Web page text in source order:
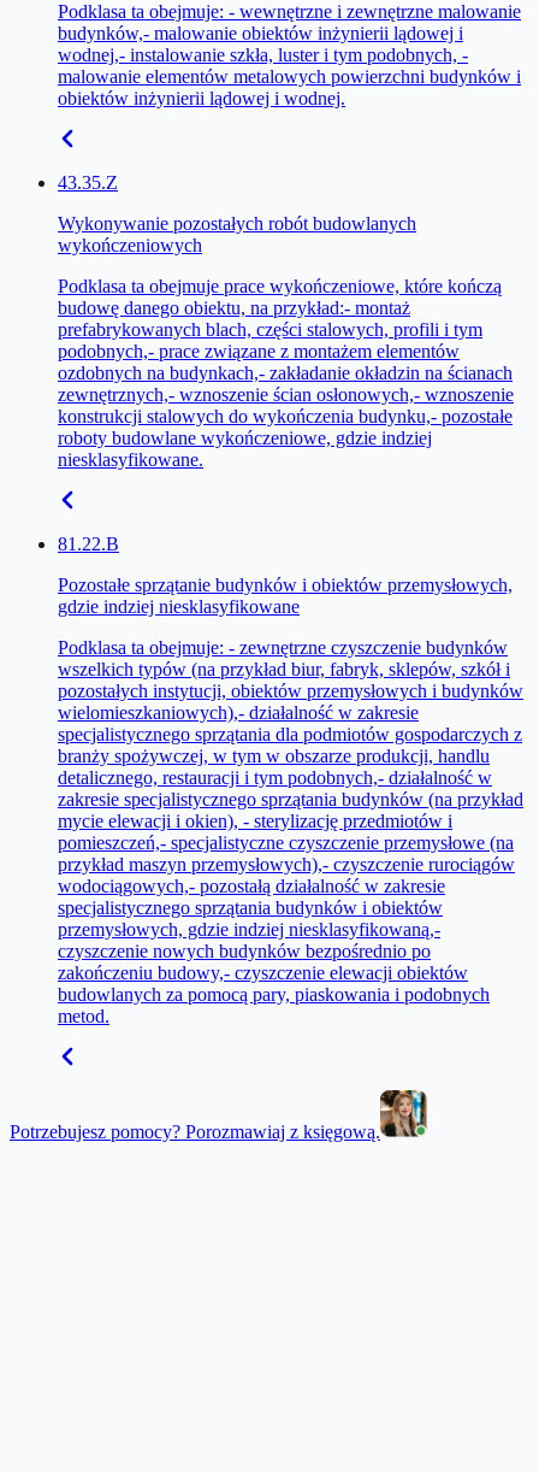
Podklasa ta obejmuje: - wewnętrzne i zewnętrzne malowanie
budynków,- malowanie obiektów inżynierii lądowej i
wodnej,- instalowanie szkła, luster i tym podobnych, -
malowanie elementów metalowych powierzchni budynków i
obiektów inżynierii lądowej i wodnej.
43.35.Z
Wykonywanie pozostałych robót budowlanych
wykończeniowych
Podklasa ta obejmuje prace wykończeniowe, które kończą
budowę danego obiektu, na przykład:- montaż
prefabrykowanych blach, części stalowych, profili i tym
podobnych,- prace związane z montażem elementów
ozdobnych na budynkach,- zakładanie okładzin na ścianach
zewnętrznych,- wznoszenie ścian osłonowych,- wznoszenie
konstrukcji stalowych do wykończenia budynku,- pozostałe
roboty budowlane wykończeniowe, gdzie indziej
niesklasyfikowane.
81.22.B
Pozostałe sprzątanie budynków i obiektów przemysłowych,
gdzie indziej niesklasyfikowane
Podklasa ta obejmuje: - zewnętrzne czyszczenie budynków
wszelkich typów (na przykład biur, fabryk, sklepów, szkół i
pozostałych instytucji, obiektów przemysłowych i budynków
wielomieszkaniowych),- działalność w zakresie
specjalistycznego sprzątania dla podmiotów gospodarczych z
branży spożywczej, w tym w obszarze produkcji, handlu
detalicznego, restauracji i tym podobnych,- działalność w
zakresie specjalistycznego sprzątania budynków (na przykład
mycie elewacji i okien), - sterylizację przedmiotów i
pomieszczeń,- specjalistyczne czyszczenie przemysłowe (na
przykład maszyn przemysłowych),- czyszczenie rurociągów
wodociągowych,- pozostałą działalność w zakresie
specjalistycznego sprzątania budynków i obiektów
przemysłowych, gdzie indziej niesklasyfikowaną,-
czyszczenie nowych budynków bezpośrednio po
zakończeniu budowy,- czyszczenie elewacji obiektów
budowlanych za pomocą pary, piaskowania i podobnych
metod.
Potrzebujesz pomocy? Porozmawiaj z księgową.